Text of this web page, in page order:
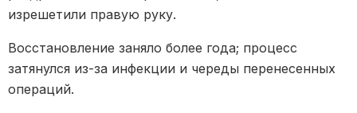
изрешетили правую руку.
Восстановление заняло более года; процесс
затянулся из-за инфекции и череды перенесенных
операций.